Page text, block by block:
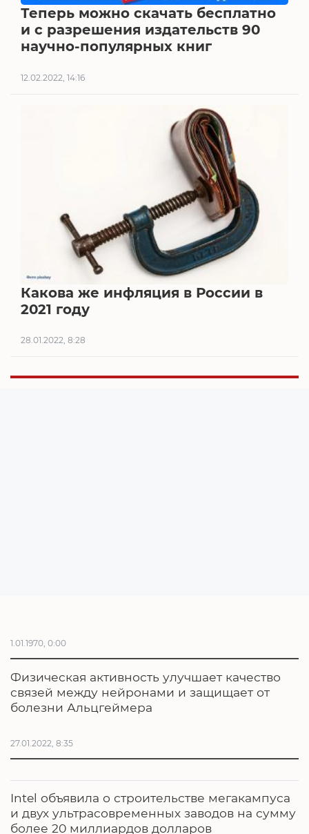
Теперь можно скачать бесплатно
и с разрешения издательств 90
научно-популярных книг
12.02.2022, 14:16
Какова же инфляция в России в
2021 году
28.01.2022, 8:28
1.01.1970, 0:00
Физическая активность улучшает качество
связей между нейронами и защищает от
болезни Альцгеймера
27.01.2022, 8:35
Intel объявила о строительстве мегакампуса
и двух ультрасовременных заводов на сумму
более 20 миллиардов долларов